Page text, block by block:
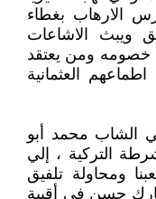
الارهاب بغطاء
ويبث الاشاعات
خصومه ومن يعتقد
العثمانية
الشاب محمد أبو
التركية ، إلي
ومحاولة تلفيق
حسن في أقبية